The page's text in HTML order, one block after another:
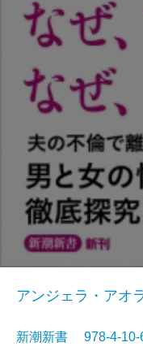
アンジェラ・アオ
新潮新書 978-4-